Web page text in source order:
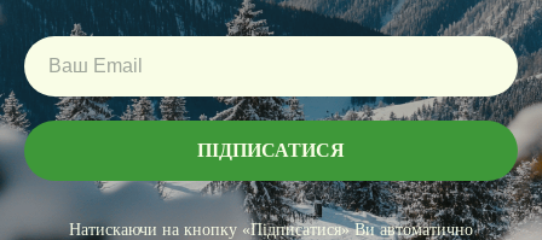
ПІДПИСАТИСЯ
Натискаючи на кнопку «Підписатися» Ви автоматично